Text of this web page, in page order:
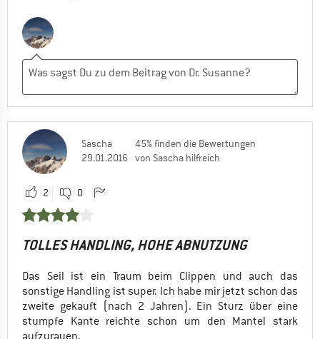
Sascha
29.01.2016
45% finden die Bewertungen
von Sascha hilfreich
2 0
TOLLES HANDLING, HOHE ABNUTZUNG
Das Seil ist ein Traum beim Clippen und auch das
sonstige Handling ist super. Ich habe mir jetzt schon das
zweite gekauft (nach 2 Jahren). Ein Sturz über eine
stumpfe Kante reichte schon um den Mantel stark
aufzurauen.